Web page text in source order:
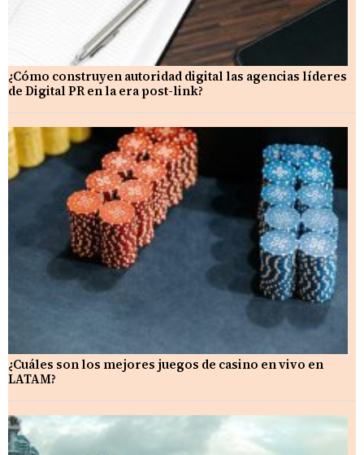
¿Cómo construyen autoridad digital las agencias líderes
de Digital PR en la era post-link?
¿Cuáles son los mejores juegos de casino en vivo en
LATAM?